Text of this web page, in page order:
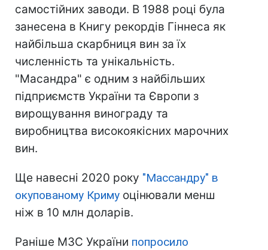
самостійних заводи. В 1988 році була
занесена в Книгу рекордів Гіннеса як
найбільша скарбниця вин за їх
численність та унікальність.
"Масандра" є одним з найбільших
підприємств України та Європи з
вирощування винограду та
виробництва високоякісних марочних
вин.
Ще навесні 2020 року "Массандру" в
окупованому Криму оцінювали менш
ніж в 10 млн доларів.
Раніше МЗС України попросило